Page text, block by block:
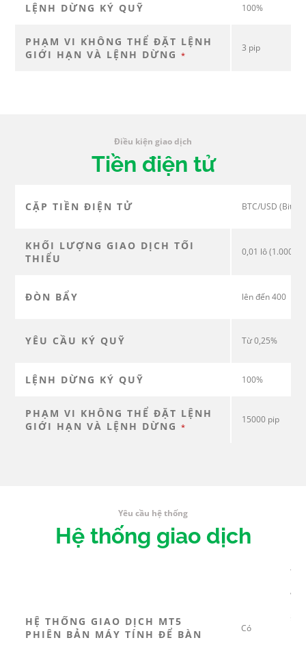
LỆNH DỪNG KÝ QUỸ 100%
PHẠM VI KHÔNG THỂ ĐẶT LỆNH
GIỚI HẠN VÀ LỆNH DỪNG*
3 pip
Điều kiện giao dịch
Tiền điện tử
CẶP TIỀN ĐIỆN TỬ BTC/USD
KHỐI LƯỢNG GIAO DỊCH TỐI
THIỂU
0,01 lô (1.000
ĐÒN BẨY lên đến 400
YÊU CẦU KÝ QUỸ Từ 0,25%
LỆNH DỪNG KÝ QUỸ 100%
PHẠM VI KHÔNG THỂ ĐẶT LỆNH
GIỚI HẠN VÀ LỆNH DỪNG*
15000 pip
Yêu cầu hệ thống
Hệ thống giao dịch
HỆ THỐNG GIAO DỊCH MT5
PHIÊN BẢN MÁY TÍNH ĐỂ BÀN
Có
Tải